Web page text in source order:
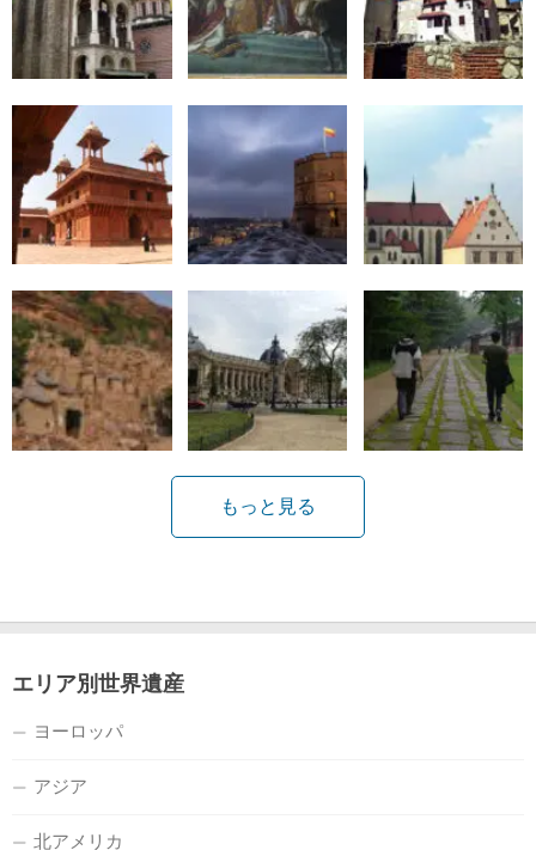
もっと見る
エリア別世界遺産
ヨーロッパ
アジア
北アメリカ